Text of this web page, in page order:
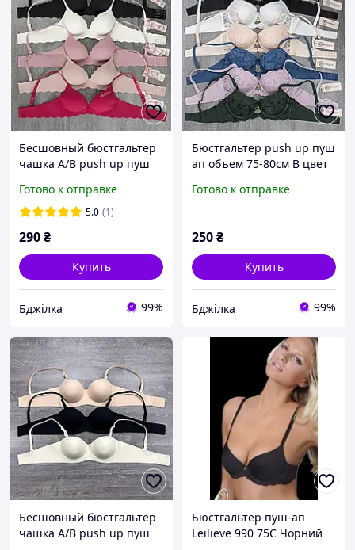
Бесшовный бюстгальтер
чашка А/В push up пуш
В
Готово к отправке
5.0 (1)
290₴
Купить
Бджілка 99%
Бюстгальтер push up пуш
ап объем 75-80см В цвет
Готово к отправке
250₴
Купить
Бджілка 99%
Бесшовный бюстгальтер
чашка А/В push up пуш
Бюстгальтер пуш-ап
Leilieve 990 75C Чорний